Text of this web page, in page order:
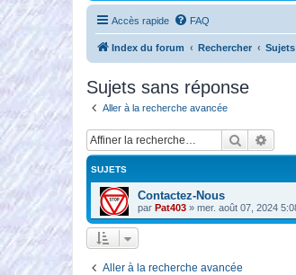
Accès rapide FAQ
Index du forum Rechercher
Sujets sans réponse
Aller à la recherche avancée
Rechercher
SUJETS
Contactez-Nous
par Pat403 » mer. août 07, 2024
Aller à la recherche avancée